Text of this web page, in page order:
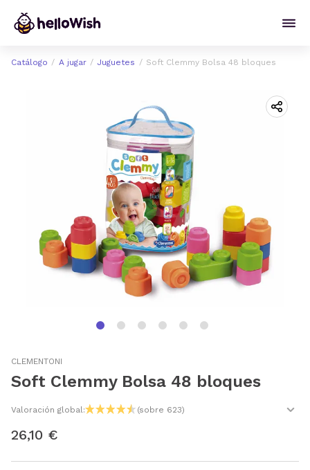
Catálogo A jugar Juguetes Soft Clemmy Bolsa 48 bloques
CLEMENTONI
Soft Clemmy Bolsa 48 bloques
Valoración global: (sobre 623)
26,10 €